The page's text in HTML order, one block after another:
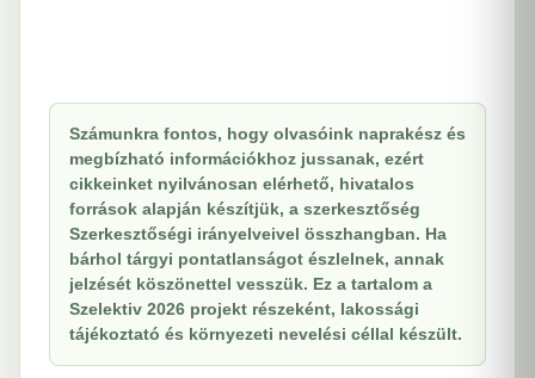
Számunkra fontos, hogy olvasóink naprakész és
megbízható információkhoz jussanak, ezért
cikkeinket nyilvánosan elérhető, hivatalos
források alapján készítjük, a szerkesztőség
Szerkesztőségi irányelveivel összhangban. Ha
bárhol tárgyi pontatlanságot észlelnek, annak
jelzését köszönettel vesszük. Ez a tartalom a
Szelektiv 2026 projekt részeként, lakossági
tájékoztató és környezeti nevelési céllal készült.